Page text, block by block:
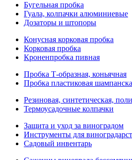
Бугельная пробка
Гуала, колпачки алюминиевые
Дозаторы и штопоры
Конусная корковая пробка
Корковая пробка
Кроненпробка пивная
Пробка Т-образная, коньячная
Пробка пластиковая
Резиновая, синтетическая,
Термоусадочные колпачки
Защита и уход за виноградом
Инструменты для
Садовый инвентарь